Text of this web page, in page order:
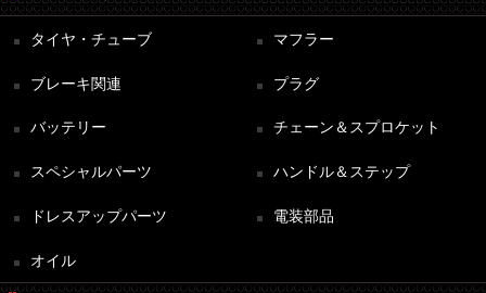
タイヤ・チューブ マフラー
ブレーキ関連 プラグ
バッテリー チェーン＆スプロケット
スペシャルパーツ ハンドル＆ステップ
ドレスアップパーツ 電装部品
オイル